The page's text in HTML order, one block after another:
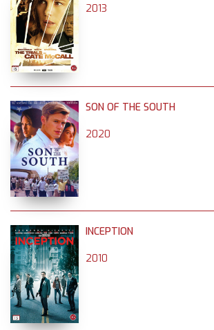
2013
SON OF THE SOUTH
2020
INCEPTION
2010